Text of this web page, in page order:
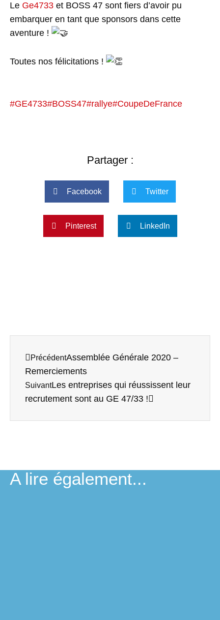
Le Ge4733 et BOSS 47 sont fiers d’avoir pu
embarquer en tant que sponsors dans cette
aventure !
Toutes nos félicitations !
#GE4733#BOSS47#rallye#CoupeDeFrance
Partager :
Facebook Twitter
Pinterest LinkedIn
PrécédentAssemblée Générale 2020 –
Remerciements
SuivantLes entreprises qui réussissent leur
recrutement sont au GE 47/33 !
A lire également...